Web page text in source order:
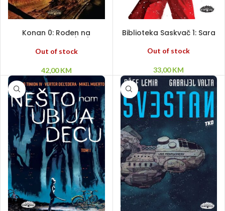
Konan 0: Rođen na
(Reprint)
Out of stock
42,00KM
Biblioteka Saskvač 1: Sara
Out of stock
33,00KM